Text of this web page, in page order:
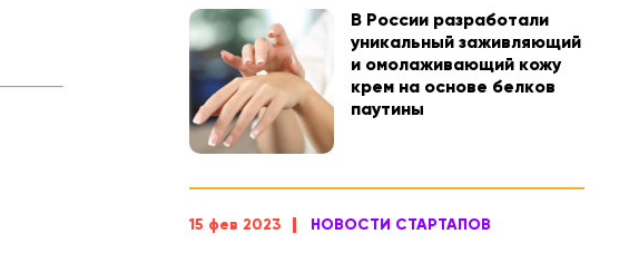
В России разработали
уникальный заживляющий
и омолаживающий кожу
крем на основе белков
паутины
15 фев 2023 НОВОСТИ СТАРТАПОВ